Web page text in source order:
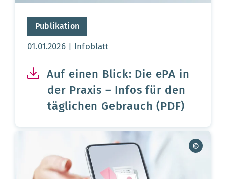
Publikation
Aktualisierungsdatum:
01.01.2026 Infoblatt
Auf einen Blick: Die ePA in
der Praxis – Infos für den
täglichen Gebrauch (PDF)